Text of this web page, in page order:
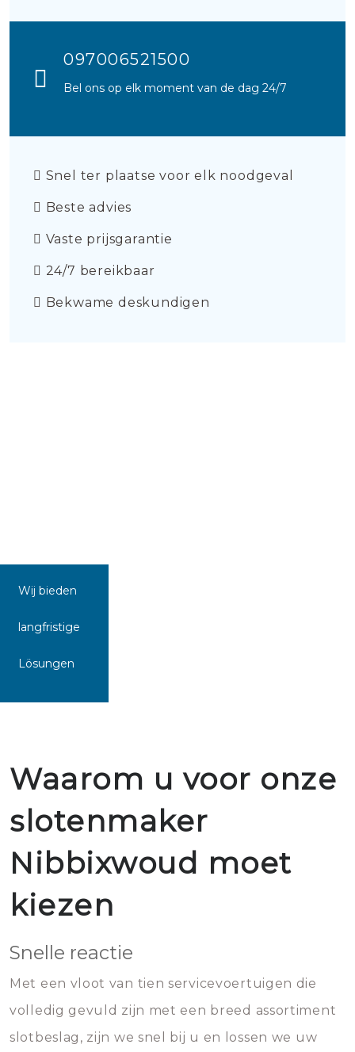
097006521500
Bel ons op elk moment van de dag 24/7
Snel ter plaatse voor elk noodgeval
Beste advies
Vaste prijsgarantie
24/7 bereikbaar
Bekwame deskundigen
Wij bieden
langfristige
Lösungen
Waarom u voor onze
slotenmaker
Nibbixwoud moet
kiezen
Snelle reactie
Met een vloot van tien servicevoertuigen die
volledig gevuld zijn met een breed assortiment
slotbeslag, zijn we snel bij u en lossen we uw